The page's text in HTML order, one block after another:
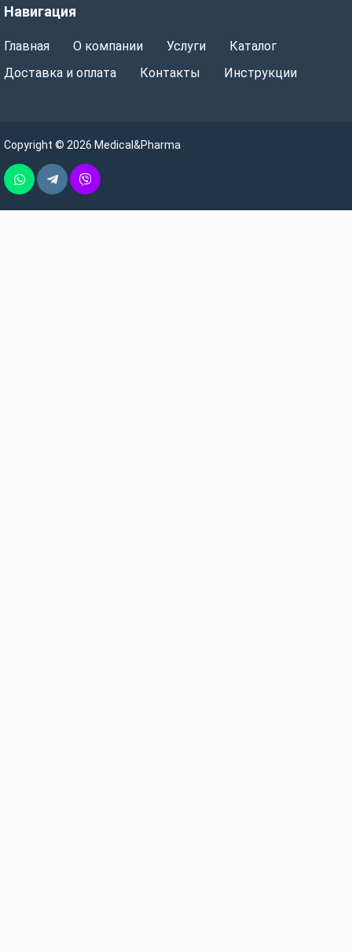
Навигация
Главная О компании Услуги
Каталог
Доставка и оплата
Контакты Инструкции
Copyright © 2026 Medical&Pharma
WhatsappTelegramVber